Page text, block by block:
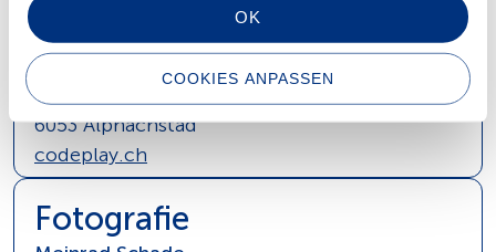
OK
COOKIES ANPASSEN
Technische Umsetzung
Codeplay GmbH
Niederstad 20
6053 Alpnachstad
codeplay.ch
Fotografie